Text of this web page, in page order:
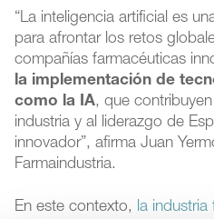
“La inteligencia artificial es
para afrontar los retos
compañías farmacéuticas
la implementación de
como la IA, que
industria y al liderazgo de
innovador”, afirma Juan
Farmaindustria.
En este contexto, la